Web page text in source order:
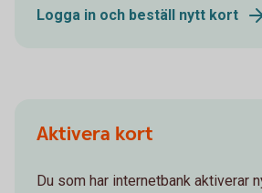
Logga in och beställ nytt kort
Aktivera kort
Du som har internetbank aktiverar